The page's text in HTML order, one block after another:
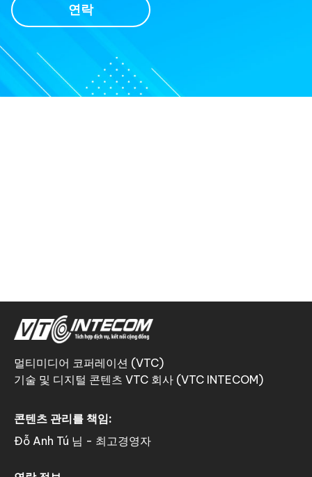
연락
멀티미디어 코퍼레이션 (VTC)
기술 및 디지털 콘텐츠 VTC 회사 (VTC INTECOM)
콘텐츠 관리를 책임:
Đỗ Anh Tú 님 - 최고경영자